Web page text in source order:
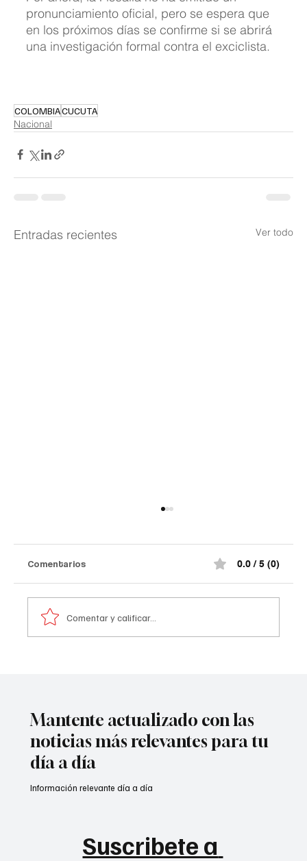
pronunciamiento oficial, pero se espera que
en los próximos días se confirme si se abrirá
una investigación formal contra el exciclista.
COLOMBIACUCUTA
Nacional
Entradas recientes Ver todo
Comentarios 0.0 / 5 (0)
Comentar y calificar...
Mantente actualizado con las
noticias más relevantes para tu
día a día
Suscribete a
Información relevante día a día